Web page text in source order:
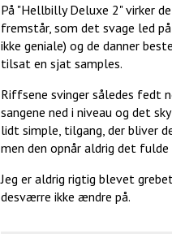
På "Hellbilly Deluxe 2" virker
fremstår, som det svage led
ikke geniale) og de danner
tilsat en sjat samples.
Riffsene svinger således fedt
sangene ned i niveau og det
lidt simple, tilgang, der bliver
men den opnår aldrig det
Jeg er aldrig rigtig blevet
desværre ikke ændre på.